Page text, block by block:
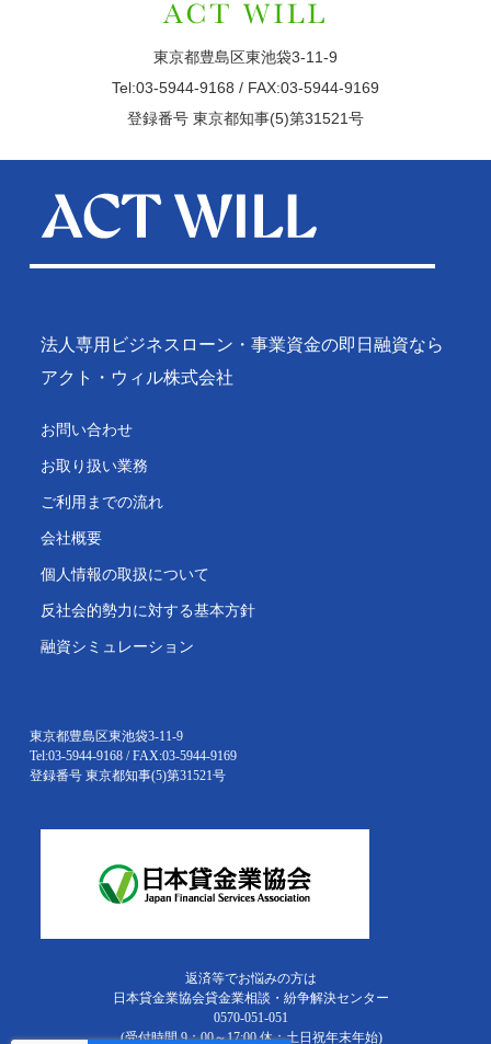
東京都豊島区東池袋3-11-9
Tel:03-5944-9168 / FAX:03-5944-9169
登録番号 東京都知事(5)第31521号
法人専用ビジネスローン・事業資金の即日融資なら
アクト・ウィル株式会社
お問い合わせ
お取り扱い業務
ご利用までの流れ
会社概要
個人情報の取扱について
反社会的勢力に対する基本方針
融資シミュレーション
東京都豊島区東池袋3-11-9
Tel:03-5944-9168 / FAX:03-5944-9169
登録番号 東京都知事(5)第31521号
返済等でお悩みの方は
日本貸金業協会貸金業相談・紛争解決センター
0570-051-051
(受付時間 9：00～17:00 休：土日祝年末年始)